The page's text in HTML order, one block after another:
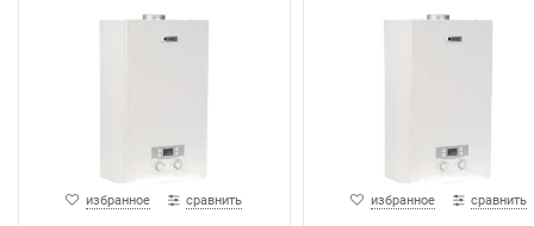
избранное сравнить избранное сравнить